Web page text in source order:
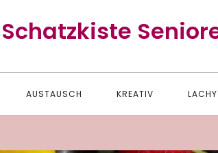
Schatzkiste
AUSTAUSCH KREATIV